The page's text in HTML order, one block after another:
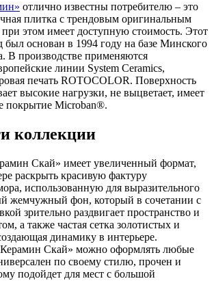
отлично известны потребителю – это
плитка с трендовым оригинальным
при этом имеет доступную стоимость. Этот
был основан в 1994 году на базе Минского
В производстве применяются
линии System Ceramics,
печать ROTOCOLOR. Поверхность
высокие нагрузки, не выцветает, имеет
покрытие Microban®.
коллекции
Скай» имеет увеличенный формат,
раскрыть красивую фактуру
использованную для выразительного
жемчужный фон, который в сочетании с
зрительно раздвигает пространство и
а также частая сетка золотистых и
динамику в интерьере.
Скай» можно оформлять любые
по своему стилю, прочен и
подойдет для мест с большой